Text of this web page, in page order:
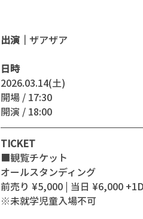
出演｜ ザアザア
日時
2026.03.14(土)
開場 / 17:30
開演 / 18:00
TICKET
■観覧チケット
オールスタンディング
前売り ¥5,000 | 当日 ¥6,000
※未就学児童入場不可